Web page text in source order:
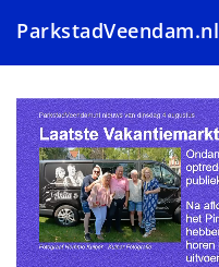
en
naar
de
inhoud
gaan
ParkstadVeendam.nl